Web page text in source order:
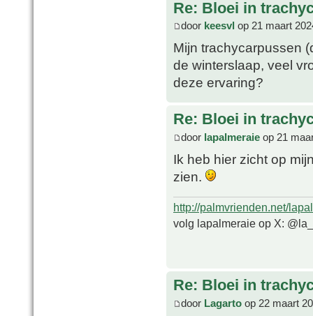
Re: Bloei in
door keesvl op 21 maart
Mijn trachycarpussen
de winterslaap, veel
deze ervaring?
Re: Bloei in
door lapalmeraie op 21
Ik heb hier zicht op
zien.
http://palmvrienden.net/
volg lapalmeraie op X:
Re: Bloei in
door Lagarto op 22 maart